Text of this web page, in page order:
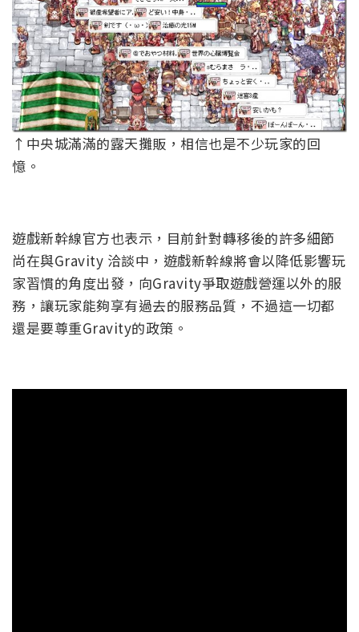
↑中央城滿滿的露天攤販，相信也是不少玩家的回
憶。
遊戲新幹線官方也表示，目前針對轉移後的許多細節
尚在與Gravity 洽談中，遊戲新幹線將會以降低影響玩
家習慣的角度出發，向Gravity爭取遊戲營運以外的服
務，讓玩家能夠享有過去的服務品質，不過這一切都
還是要尊重Gravity的政策。